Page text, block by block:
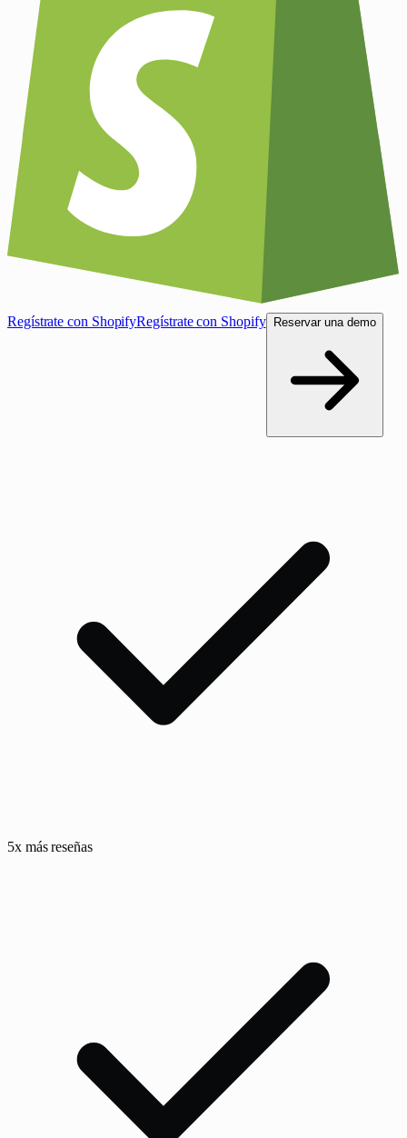
Regístrate con ShopifyRegístrate con Shopify Reservar una demo
5x más reseñas